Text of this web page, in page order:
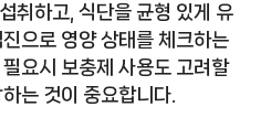
취하고, 식단을 균형 있게 유
으로 영양 상태를 체크하는
요시 보충제 사용도 고려할
는 것이 중요합니다.